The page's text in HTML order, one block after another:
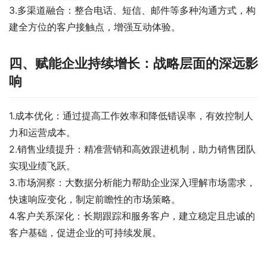
3.多渠道融合：整合电话、短信、邮件等多种沟通方式，构
建全方位的客户接触点，增强互动体验。
四、赋能企业持续增长：战略层面的深远影
响
1.成本优化：通过提高工作效率和降低错误率，有效控制人
力和运营成本。
2.销售业绩提升：精准营销和高效跟进机制，助力销售团队
实现业绩飞跃。
3.市场洞察：大数据分析能力帮助企业深入理解市场需求，
快速响应变化，制定前瞻性的市场策略。
4.客户关系深化：长期跟踪和服务客户，建立稳定且忠诚的
客户基础，促进企业的可持续发展。